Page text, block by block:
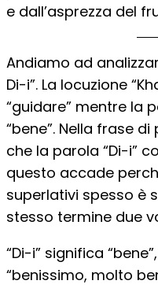
e dall’asprezza del
Andiamo ad
Di-i”. La locuzione
“guidare” mentre la
“bene”. Nella frase
che la parola “Di-i”
questo accade
superlativi spesso è
stesso termine due
“Di-i” significa
“benissimo, molto